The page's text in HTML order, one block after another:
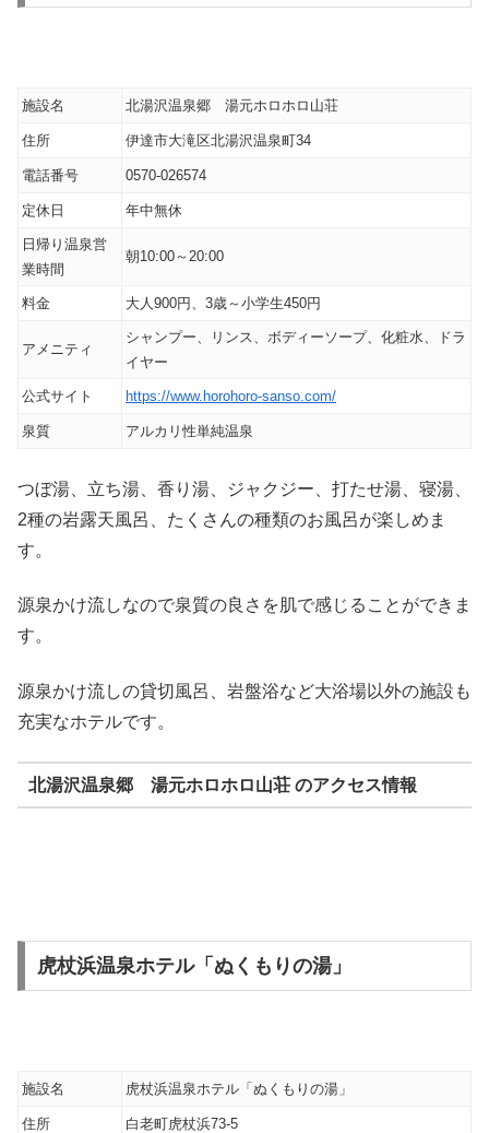
施設名 北湯沢温泉郷 湯元ホロホロ山荘
住所 伊達市大滝区北湯沢温泉町34
電話番号 0570-026574
定休日 年中無休
日帰り温泉営
業時間
朝10:00～20:00
料金 大人900円、3歳～小学生450円
アメニティ
シャンプー、リンス、ボディーソープ、化粧水、ドラ
イヤー
公式サイト https://www.horohoro-sanso.com/
泉質 アルカリ性単純温泉
つぼ湯、立ち湯、香り湯、ジャクジー、打たせ湯、寝湯、
2種の岩露天風呂、たくさんの種類のお風呂が楽しめま
す。
源泉かけ流しなので泉質の良さを肌で感じることができま
す。
源泉かけ流しの貸切風呂、岩盤浴など大浴場以外の施設も
充実なホテルです。
北湯沢温泉郷 湯元ホロホロ山荘 のアクセス情報
虎杖浜温泉ホテル「ぬくもりの湯」
施設名 虎杖浜温泉ホテル「ぬくもりの湯」
住所 白老町虎杖浜73-5